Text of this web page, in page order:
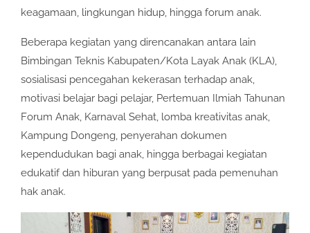
keagamaan, lingkungan hidup, hingga forum anak.
Beberapa kegiatan yang direncanakan antara lain
Bimbingan Teknis Kabupaten/Kota Layak Anak (KLA),
sosialisasi pencegahan kekerasan terhadap anak,
motivasi belajar bagi pelajar, Pertemuan Ilmiah Tahunan
Forum Anak, Karnaval Sehat, lomba kreativitas anak,
Kampung Dongeng, penyerahan dokumen
kependudukan bagi anak, hingga berbagai kegiatan
edukatif dan hiburan yang berpusat pada pemenuhan
hak anak.